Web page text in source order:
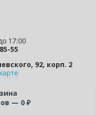
17:00
55
92, корп. 2
— 0 ₽